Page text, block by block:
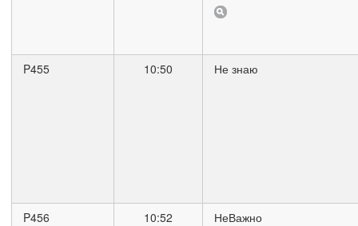
P455 10:50 Не знаю
P456 10:52 НеВажно